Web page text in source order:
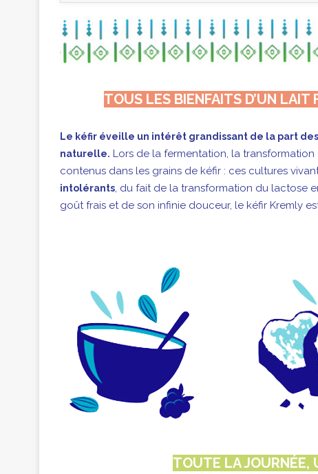
TOUS LES BIENFAITS D’UN
Le kéfir éveille un intérêt grandissant de la part
naturelle. Lors de la fermentation, la
contenus dans les grains de kéfir : ces cultures
intolérants, du fait de la transformation du lactose
goût frais et de son infinie douceur, le kéfir Kremly
TOUTE LA JOURNÉE,